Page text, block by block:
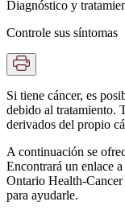
Diagnóstico y
Controle sus síntomas
Si tiene cáncer, es
debido al tratamiento.
derivados del propio
A continuación se
Encontrará un enlace
Ontario Health-
para ayudarle.